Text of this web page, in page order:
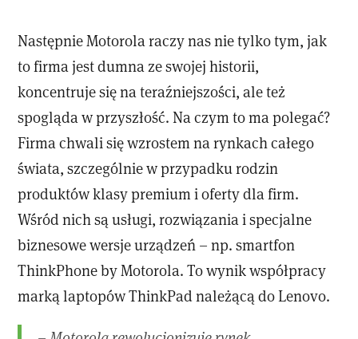
Następnie Motorola raczy nas nie tylko tym, jak
to firma jest dumna ze swojej historii,
koncentruje się na teraźniejszości, ale też
spogląda w przyszłość. Na czym to ma polegać?
Firma chwali się wzrostem na rynkach całego
świata, szczególnie w przypadku rodzin
produktów klasy premium i oferty dla firm.
Wśród nich są usługi, rozwiązania i specjalne
biznesowe wersje urządzeń – np. smartfon
ThinkPhone by Motorola. To wynik współpracy
marką laptopów ThinkPad należącą do Lenovo.